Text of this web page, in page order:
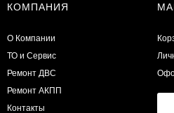
КОМПАНИЯ
О Компании
ТО и Сервис
​Ремонт ДВС
Ремонт АКПП
Контакты